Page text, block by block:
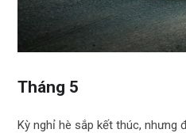
Tháng 5
Kỳ nghỉ hè sắp kết thúc, nhưng